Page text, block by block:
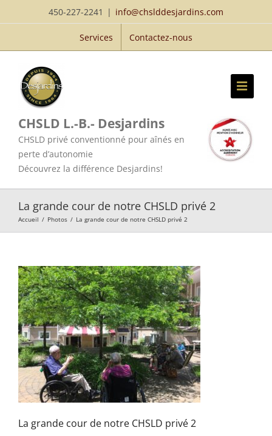
au
450-227-2241 | info@chslddesjardins.com
Services Contactez-nous
CHSLD L.-B.- Desjardins
CHSLD privé conventionné pour aînés en
perte d’autonomie
Découvrez la différence Desjardins!
La grande cour de notre CHSLD privé 2
Accueil / Photos / La grande cour de notre CHSLD privé 2
La grande cour de notre CHSLD privé 2